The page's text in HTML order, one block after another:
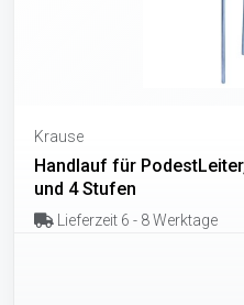
Krause
Handlauf für
und 4 Stufen
Lieferzeit 6 - 8 Werktage